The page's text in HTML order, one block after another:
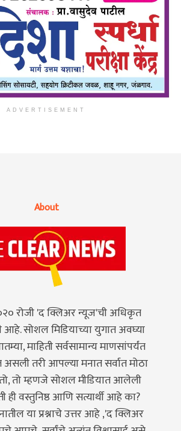
ADVERTISEMENT
About
रोजी 'द क्लिअर न्यूज'ची अधिकृत
सोशल मिडियाच्या युगात अवघ्या
माहिती सर्वसामान्य माणसांपर्यंत
तरी आपल्या मनात सर्वात मोठा
तो म्हणजे सोशल मीडियात आलेली
ही वस्तुनिष्ठ आणि सत्यार्थी आहे का?
या प्रश्नाचे उत्तर आहे ,'द क्लिअर